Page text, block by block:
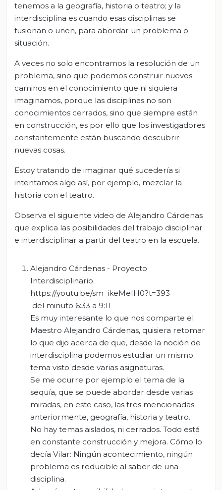
tenemos a la geografía, historia o teatro; y la
interdisciplina es cuando esas disciplinas se
fusionan o unen, para abordar un problema o
situación.
A veces no solo encontramos la resolución de un
problema, sino que podemos construir nuevos
caminos en el conocimiento que ni siquiera
imaginamos, porque las disciplinas no son
conocimientos cerrados, sino que siempre están
en construcción, es por ello que los investigadores
constantemente están buscando descubrir
nuevas cosas.
Estoy tratando de imaginar qué sucedería si
intentamos algo así, por ejemplo, mezclar la
historia con el teatro.
Observa el siguiente video de Alejandro Cárdenas
que explica las posibilidades del trabajo disciplinar
e interdisciplinar a partir del teatro en la escuela.
Alejandro Cárdenas - Proyecto
Interdisciplinario.
https://youtu.be/sm_ikeMeIH0?t=393
del minuto 6:33 a 9:11
Es muy interesante lo que nos comparte el
Maestro Alejandro Cárdenas, quisiera retomar
lo que dijo acerca de que, desde la noción de
interdisciplina podemos estudiar un mismo
tema visto desde varias asignaturas.
Se me ocurre por ejemplo el tema de la
sequía, que se puede abordar desde varias
miradas, en este caso, las tres mencionadas
anteriormente, geografía, historia y teatro.
No hay temas aislados, ni cerrados. Todo está
en constante construcción y mejora. Cómo lo
decía Vilar: Ningún acontecimiento, ningún
problema es reducible al saber de una
disciplina.